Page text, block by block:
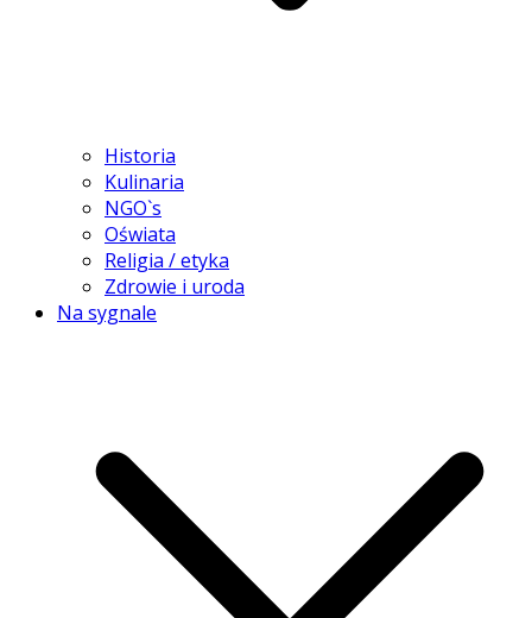
Historia
Kulinaria
NGO`s
Oświata
Religia / etyka
Zdrowie i uroda
Na sygnale